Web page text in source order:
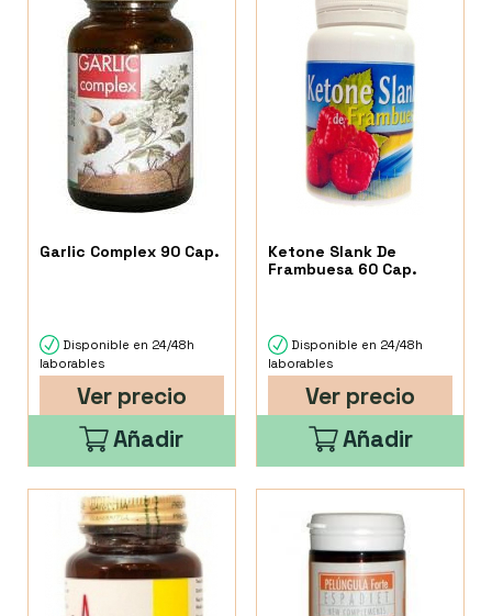
Garlic Complex 90 Cap.
Disponible en 24/48h
laborables
Ver precio
Añadir
Ketone Slank De
Frambuesa 60 Cap.
Disponible en 24/48h
laborables
Ver precio
Añadir